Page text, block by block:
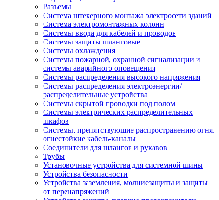
Разъемы
Система штекерного монтажа электросети зданий
Система электромонтажных колонн
Системы ввода для кабелей и проводов
Системы защиты шланговые
Системы охлаждения
Системы пожарной, охранной сигнализации и
системы аварийного оповещения
Системы распределения высокого напряжения
Системы распределения электроэнергии/
распределительные устройства
Системы скрытой проводки под полом
Системы электрических распределительных
шкафов
Системы, препятствующие распространению огня,
огнестойкие кабель-каналы
Соединители для шлангов и рукавов
Трубы
Установочные устройства для системной шины
Устройства безопасности
Устройства заземления, молниезащиты и защиты
от перенапряжений